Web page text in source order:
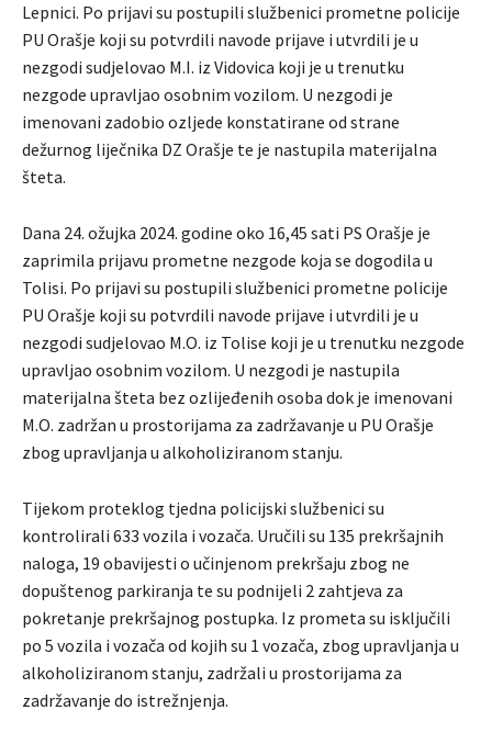
Lepnici. Po prijavi su postupili službenici prometne policije
PU Orašje koji su potvrdili navode prijave i utvrdili je u
nezgodi sudjelovao M.I. iz Vidovica koji je u trenutku
nezgode upravljao osobnim vozilom. U nezgodi je
imenovani zadobio ozljede konstatirane od strane
dežurnog liječnika DZ Orašje te je nastupila materijalna
šteta.
Dana 24. ožujka 2024. godine oko 16,45 sati PS Orašje je
zaprimila prijavu prometne nezgode koja se dogodila u
Tolisi. Po prijavi su postupili službenici prometne policije
PU Orašje koji su potvrdili navode prijave i utvrdili je u
nezgodi sudjelovao M.O. iz Tolise koji je u trenutku nezgode
upravljao osobnim vozilom. U nezgodi je nastupila
materijalna šteta bez ozlijeđenih osoba dok je imenovani
M.O. zadržan u prostorijama za zadržavanje u PU Orašje
zbog upravljanja u alkoholiziranom stanju.
Tijekom proteklog tjedna policijski službenici su
kontrolirali 633 vozila i vozača. Uručili su 135 prekršajnih
naloga, 19 obavijesti o učinjenom prekršaju zbog ne
dopuštenog parkiranja te su podnijeli 2 zahtjeva za
pokretanje prekršajnog postupka. Iz prometa su isključili
po 5 vozila i vozača od kojih su 1 vozača, zbog upravljanja u
alkoholiziranom stanju, zadržali u prostorijama za
zadržavanje do istrežnjenja.